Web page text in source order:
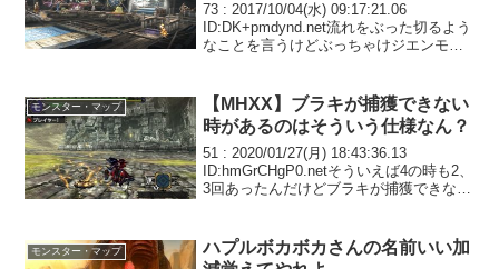
73 : 2017/10/04(水) 09:17:21.06
ID:DK+pmdynd.net流れをぶった切るよう
なことを言うけどぶっちゃけジエンモー
ば万々歳なんだよな...
モンスター・マップ
【MHXX】ブラキが捕獲できない
時があるのはそういう仕様なん？
51 : 2020/01/27(月) 18:43:36.13
ID:hmGrCHgP0.netそういえば4の時も2、
3回あったんだけどブラキが捕獲できない
罠麻酔玉×2当...
モンスター・マップ
ハプルボカボカさんの名前いい加